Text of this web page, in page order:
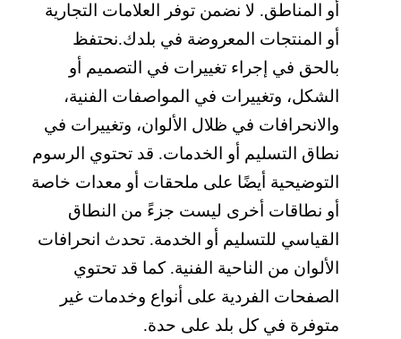
أو المناطق. لا نضمن توفر العلامات التجارية
أو المنتجات المعروضة في بلدك.نحتفظ
بالحق في إجراء تغييرات في التصميم أو
الشكل، وتغييرات في المواصفات الفنية،
والانحرافات في ظلال الألوان، وتغييرات في
نطاق التسليم أو الخدمات. قد تحتوي الرسوم
التوضيحية أيضًا على ملحقات أو معدات خاصة
أو نطاقات أخرى ليست جزءً من النطاق
القياسي للتسليم أو الخدمة. تحدث انحرافات
الألوان من الناحية الفنية. كما قد تحتوي
الصفحات الفردية على أنواع وخدمات غير
متوفرة في كل بلد على حدة.